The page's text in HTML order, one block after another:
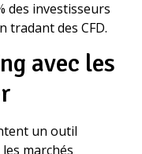
des investisseurs
tradant des CFD.
avec les
un outil
marchés